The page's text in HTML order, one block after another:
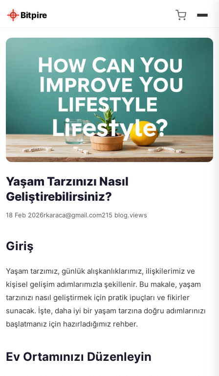
Bitpire
Yaşam Tarzınızı Nasıl
Geliştirebilirsiniz?
18 Feb 2026rkaraca@gmail.com215 blog.views
Giriş
Yaşam tarzımız, günlük alışkanlıklarımız, ilişkilerimiz ve
kişisel gelişim adımlarımızla şekillenir. Bu makale, yaşam
tarzınızı nasıl geliştirmek için pratik ipuçları ve fikirler
sunacak. İşte, daha iyi bir yaşam tarzına doğru adımlarınızı
başlatmanız için hazırladığımız rehber.
Ev Ortamınızı Düzenleyin